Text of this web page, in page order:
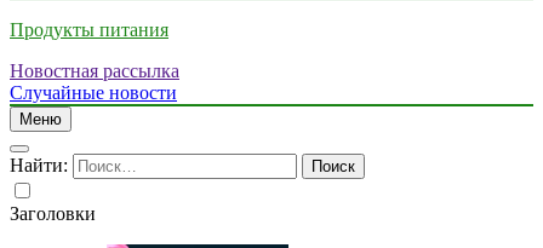
Продукты питания
Новостная рассылка
Случайные новости
Меню
Найти:
Заголовки